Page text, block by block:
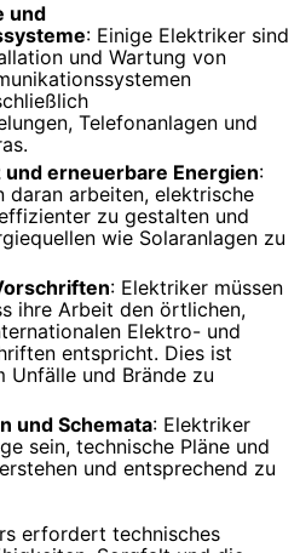
und
: Einige Elektriker sind
und Wartung von
Telefonanlagen und
erneuerbare Energien:
daran arbeiten, elektrische
zu gestalten und
wie Solaranlagen zu
: Elektriker müssen
ihre Arbeit den örtlichen,
Elektro- und
entspricht. Dies ist
Unfälle und Brände zu
und Schemata: Elektriker
sein, technische Pläne und
und entsprechend zu
erfordert technisches